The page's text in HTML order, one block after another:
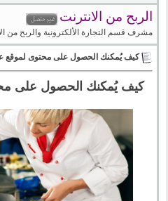
الربح من الانترنت
مشرف قسم التجارة الألكترونية والربح من
كيف يُمكنك الحصول على محتوى لموقع
كيف يُمكنك الحصول على